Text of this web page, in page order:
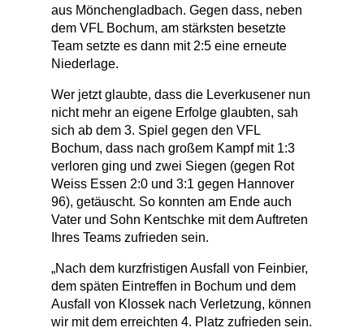
aus Mönchengladbach. Gegen dass, neben
dem VFL Bochum, am stärksten besetzte
Team setzte es dann mit 2:5 eine erneute
Niederlage.
Wer jetzt glaubte, dass die Leverkusener nun
nicht mehr an eigene Erfolge glaubten, sah
sich ab dem 3. Spiel gegen den VFL
Bochum, dass nach großem Kampf mit 1:3
verloren ging und zwei Siegen (gegen Rot
Weiss Essen 2:0 und 3:1 gegen Hannover
96), getäuscht. So konnten am Ende auch
Vater und Sohn Kentschke mit dem Auftreten
Ihres Teams zufrieden sein.
„Nach dem kurzfristigen Ausfall von Feinbier,
dem späten Eintreffen in Bochum und dem
Ausfall von Klossek nach Verletzung, können
wir mit dem erreichten 4. Platz zufrieden sein.